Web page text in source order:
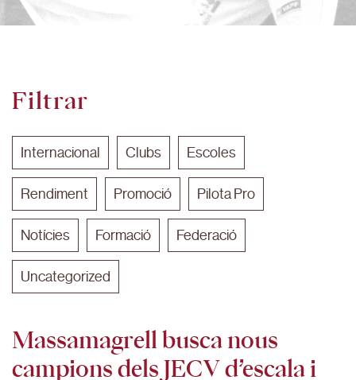
Filtrar
Internacional Clubs Escoles
Rendiment Promoció Pilota Pro
Notícies Formació Federació
Uncategorized
Massamagrell busca nous
campions dels JECV d’escala i